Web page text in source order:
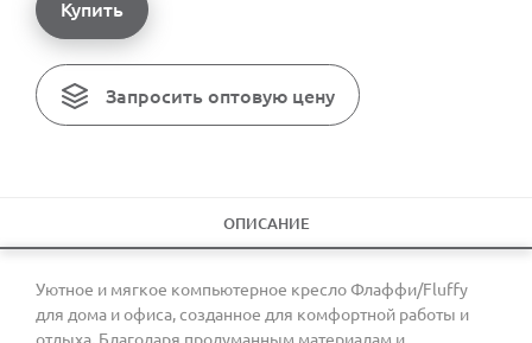
Купить
Запросить оптовую цену
ОПИСАНИЕ
Уютное и мягкое компьютерное кресло Флаффи/Fluffy
для дома и офиса, созданное для комфортной работы и